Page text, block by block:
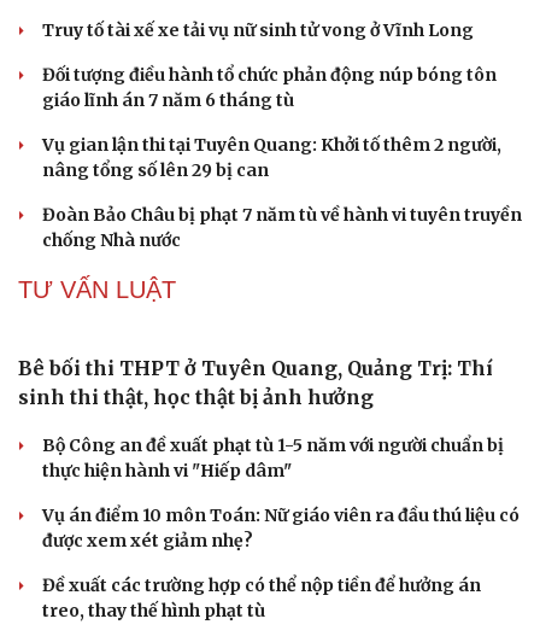
nữ tử vong rồi bỏ trốn
VỤ ÁN
Cựu Thứ trưởng Nguyễn Bá Hoan được đưa ra xét
xử ngày 18/8
Truy tố tài xế xe tải vụ nữ sinh tử vong ở Vĩnh Long
Đối tượng điều hành tổ chức phản động núp bóng tôn
giáo lĩnh án 7 năm 6 tháng tù